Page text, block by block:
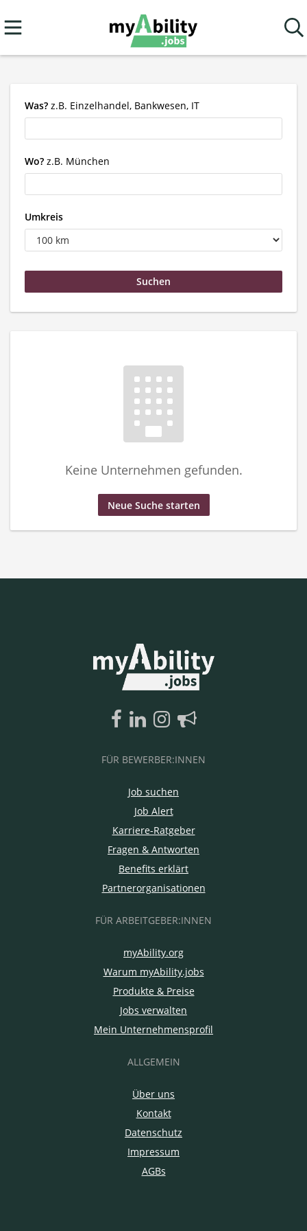
Was? z.B. Einzelhandel, Bankwesen, IT
Wo? z.B. München
Umkreis
Keine Unternehmen gefunden.
Neue Suche starten
FÜR BEWERBER:INNEN
Job suchen
Job Alert
Karriere-Ratgeber
Fragen & Antworten
Benefits erklärt
Partnerorganisationen
FÜR ARBEITGEBER:INNEN
myAbility.org
Warum myAbility.jobs
Produkte & Preise
Jobs verwalten
Mein Unternehmensprofil
ALLGEMEIN
Über uns
Kontakt
Datenschutz
Impressum
AGBs